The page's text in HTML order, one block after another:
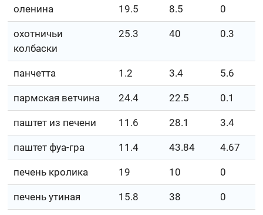
оленина 19.5 8.5 0
охотничьи
колбаски
25.3 40 0.3
панчетта 1.2 3.4 5.6
пармская ветчина 24.4 22.5 0.1
паштет из печени 11.6 28.1 3.4
паштет фуа-гра 11.4 43.84 4.67
печень кролика 19 10 0
печень утиная 15.8 38 0